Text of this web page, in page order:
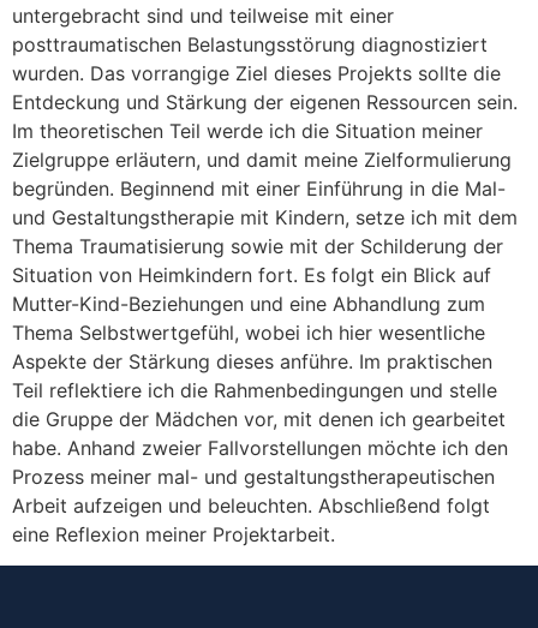
untergebracht sind und teilweise mit einer
posttraumatischen Belastungsstörung diagnostiziert
wurden. Das vorrangige Ziel dieses Projekts sollte die
Entdeckung und Stärkung der eigenen Ressourcen sein.
Im theoretischen Teil werde ich die Situation meiner
Zielgruppe erläutern, und damit meine Zielformulierung
begründen. Beginnend mit einer Einführung in die Mal-
und Gestaltungstherapie mit Kindern, setze ich mit dem
Thema Traumatisierung sowie mit der Schilderung der
Situation von Heimkindern fort. Es folgt ein Blick auf
Mutter-Kind-Beziehungen und eine Abhandlung zum
Thema Selbstwertgefühl, wobei ich hier wesentliche
Aspekte der Stärkung dieses anführe. Im praktischen
Teil reflektiere ich die Rahmenbedingungen und stelle
die Gruppe der Mädchen vor, mit denen ich gearbeitet
habe. Anhand zweier Fallvorstellungen möchte ich den
Prozess meiner mal- und gestaltungstherapeutischen
Arbeit aufzeigen und beleuchten. Abschließend folgt
eine Reflexion meiner Projektarbeit.